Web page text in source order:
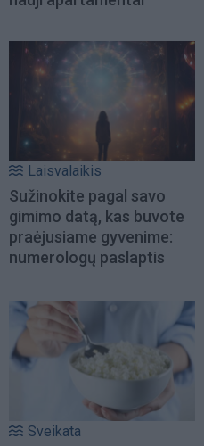
Laisvalaikis
Sužinokite pagal savo
gimimo datą, kas buvote
praėjusiame gyvenime:
numerologų paslaptis
Sveikata